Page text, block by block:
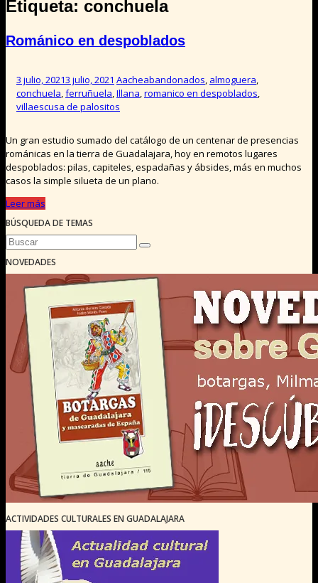
Etiqueta: conchuela
Románico en despoblados
3 julio, 20213 julio, 2021 Aacheabandonados, almoguera,
conchuela,ferruñuela,Illana,romanico en despoblados,
villaescusa de palositos
Un gran estudio sumado del catálogo de un centenar de presencias
románicas en la tierra de Guadalajara, hoy en remotos lugares
despoblados: pilas, capiteles, espadañas y ábsides, más en muchos
casos la simple silueta de un plano.
Leer más
BÚSQUEDA DE TEMAS
NOVEDADES
ACTIVIDADES CULTURALES EN GUADALAJARA